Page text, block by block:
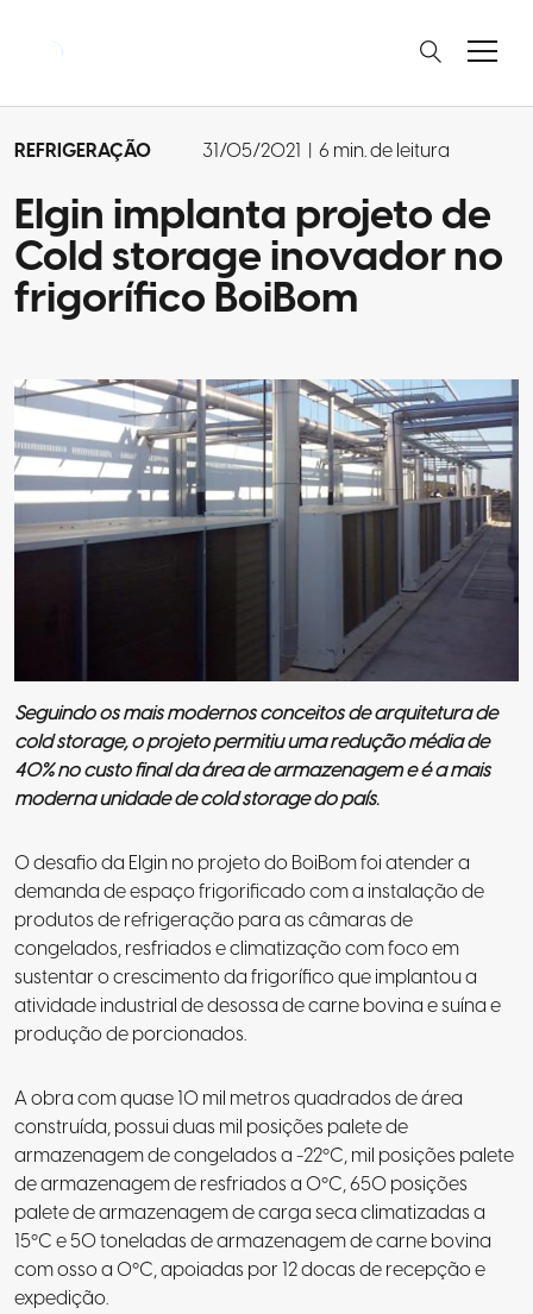
REFRIGERAÇÃO 31/05/2021 | 6 min. de leitura
Elgin implanta projeto de
Cold storage inovador no
frigorífico BoiBom
Seguindo os mais modernos conceitos de arquitetura de
cold storage, o projeto permitiu uma redução média de
40% no custo final da área de armazenagem e é a mais
moderna unidade de cold storage do país.
O desafio da Elgin no projeto do BoiBom foi atender a
demanda de espaço frigorificado com a instalação de
produtos de refrigeração para as câmaras de
congelados, resfriados e climatização com foco em
sustentar o crescimento da frigoríficoque implantou a
atividade industrial de desossa de carne bovina e suína e
produção de porcionados.
A obra com quase 10 mil metros quadrados de área
construída, possui duas mil posições palete de
armazenagem de congelados a -22ºC, mil posições palete
de armazenagem de resfriados a 0ºC, 650 posições
palete de armazenagem de carga seca climatizadas a
15ºC e 50 toneladas de armazenagem de carne bovina
com osso a 0ºC, apoiadas por 12 docas de recepção e
expedição.